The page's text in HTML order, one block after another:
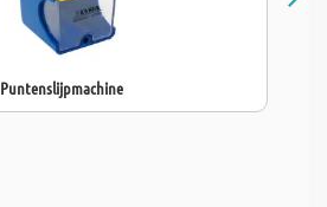
Puntenslijpmachine